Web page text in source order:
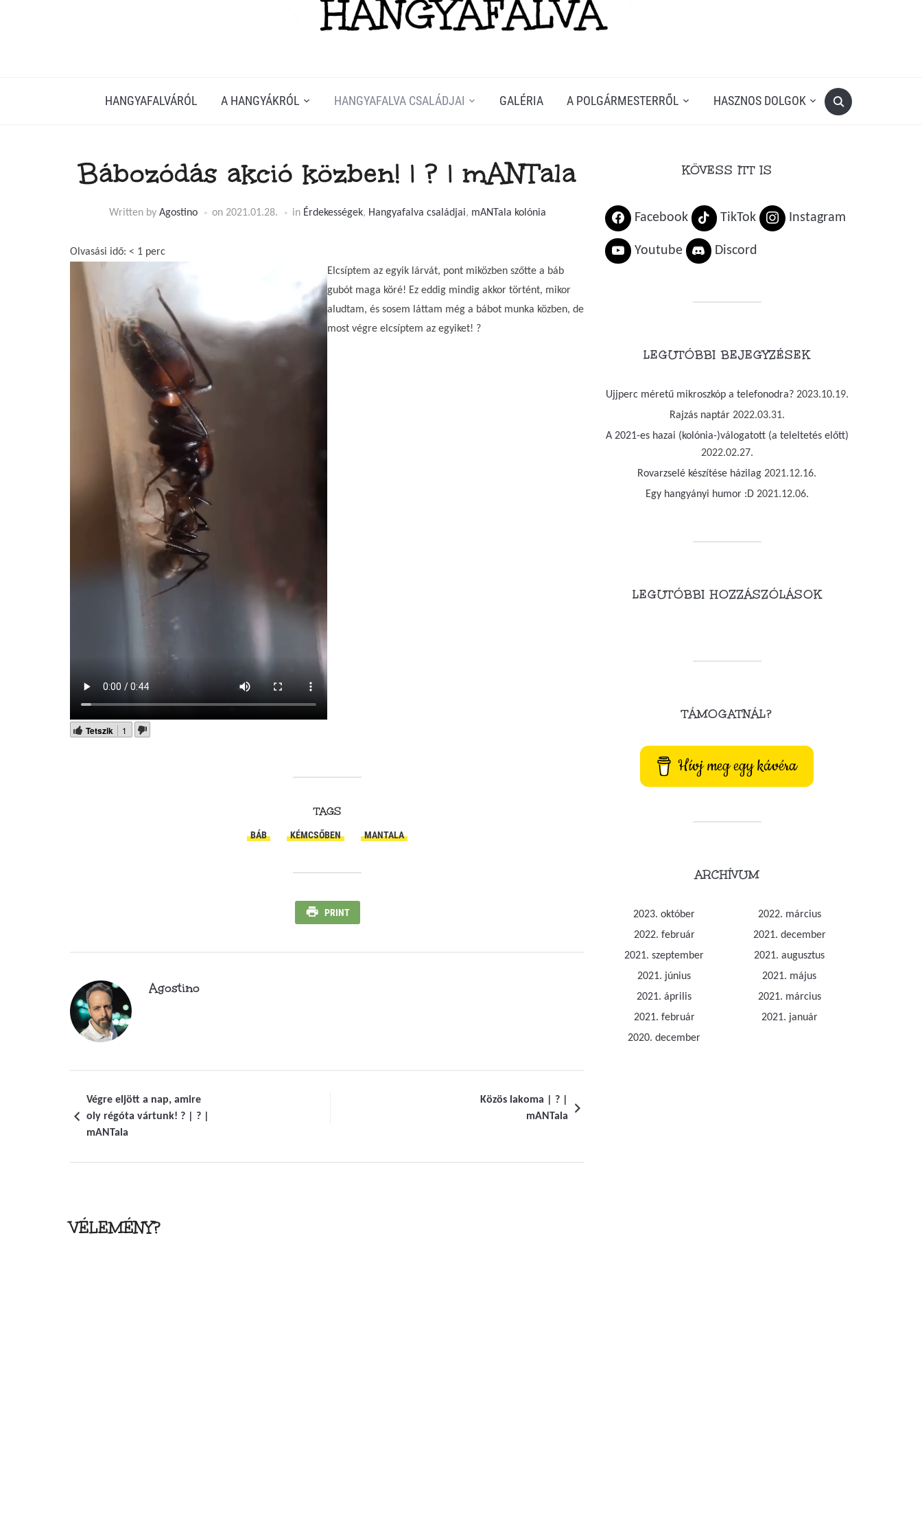
HANGYAFALVÁRÓL A HANGYÁKRÓL HANGYAFALVA CSALÁDJAI GALÉRIA A POLGÁRMESTERRŐL HASZNOS DOLGOK
Bábozódás akció közben! | ? | mANTala
Written by Agostino on 2021.01.28. in Érdekességek, Hangyafalva családjai, mANTala kolónia
Olvasási idő: < 1 perc
Elcsíptem az egyik lárvát, pont miközben szőtte a báb
gubót maga köré! Ez eddig mindig akkor történt, mikor
aludtam, és sosem láttam még a bábot munka közben, de
most végre elcsíptem az egyiket! ?
Tetszik 1
TAGS
BÁB KÉMCSŐBEN MANTALA
PRINT
Agostino
Végre eljött a nap, amire
oly régóta vártunk! ? | ? |
mANTala
Közös lakoma | ? |
mANTala
VÉLEMÉNY?
KÖVESS ITT IS
Facebook TikTok Instagram
Youtube Discord
LEGUTÓBBI BEJEGYZÉSEK
Ujjperc méretű mikroszkóp a telefonodra? 2023.10.19.
Rajzás naptár 2022.03.31.
A 2021-es hazai (kolónia-)válogatott (a teleltetés előtt)
2022.02.27.
Rovarzselé készítése házilag 2021.12.16.
Egy hangyányi humor :D 2021.12.06.
LEGUTÓBBI HOZZÁSZÓLÁSOK
TÁMOGATNÁL?
Hívj meg egy kávéra
ARCHÍVUM
2023. október
2022. március
2022. február
2021. december
2021. szeptember
2021. augusztus
2021. június
2021. május
2021. április
2021. március
2021. február
2021. január
2020. december